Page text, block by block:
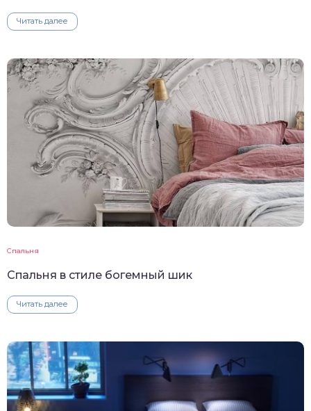
Читать далее
Спальня
Спальня в стиле богемный шик
Читать далее